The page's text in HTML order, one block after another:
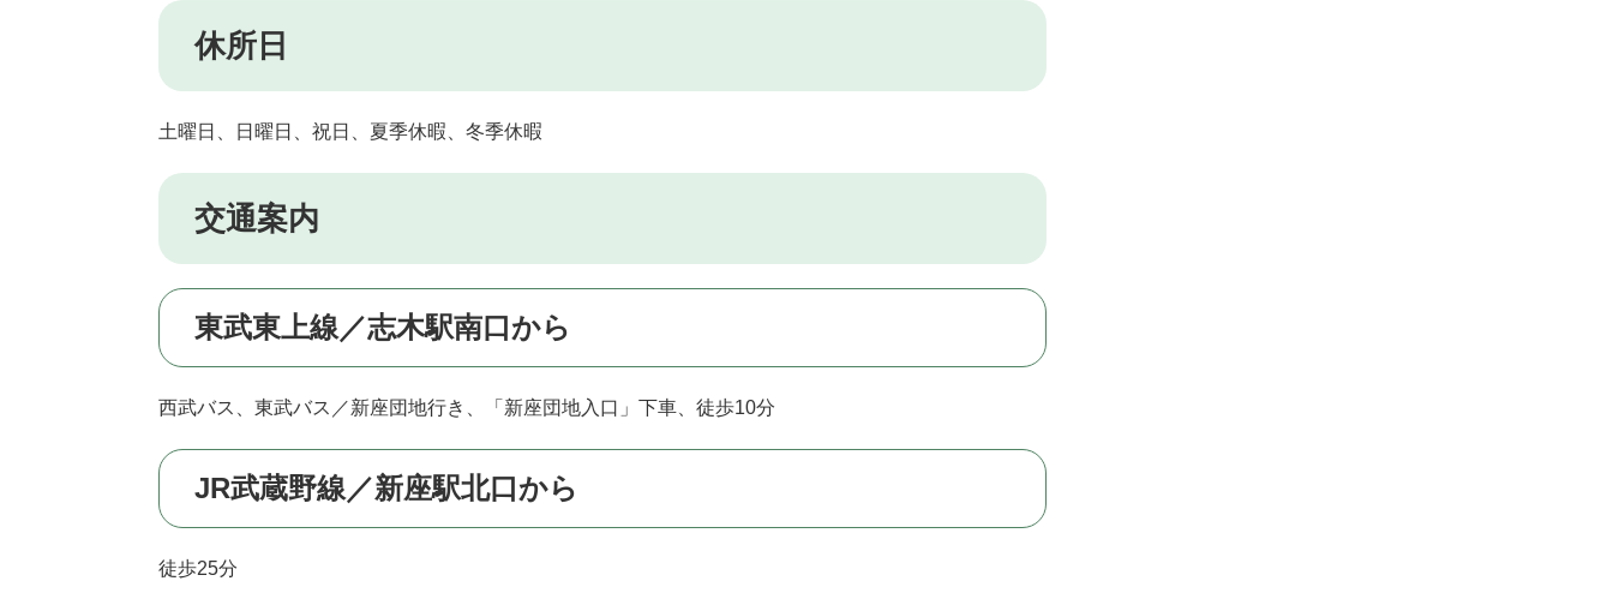
休所日
土曜日、日曜日、祝日、夏季休暇、冬季休暇
交通案内
東武東上線／志木駅南口から
西武バス、東武バス／新座団地行き、「新座団地入口」下車、徒歩10分
JR武蔵野線／新座駅北口から
徒歩25分